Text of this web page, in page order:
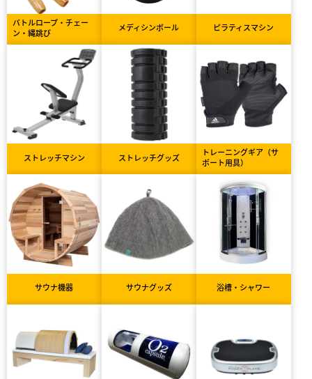
バトルロープ・チェー
ン・縄跳び
メディシンボール ピラティスマシン
ストレッチマシン ストレッチグッズ
トレーニングギア（サ
ポート用具）
サウナ機器 サウナグッズ 浴槽・シャワー